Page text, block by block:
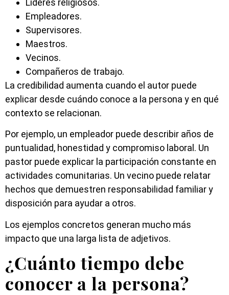
Líderes religiosos.
Empleadores.
Supervisores.
Maestros.
Vecinos.
Compañeros de trabajo.
La credibilidad aumenta cuando el autor puede
explicar desde cuándo conoce a la persona y en qué
contexto se relacionan.
Por ejemplo, un empleador puede describir años de
puntualidad, honestidad y compromiso laboral. Un
pastor puede explicar la participación constante en
actividades comunitarias. Un vecino puede relatar
hechos que demuestren responsabilidad familiar y
disposición para ayudar a otros.
Los ejemplos concretos generan mucho más
impacto que una larga lista de adjetivos.
¿Cuánto tiempo debe
conocer a la persona?